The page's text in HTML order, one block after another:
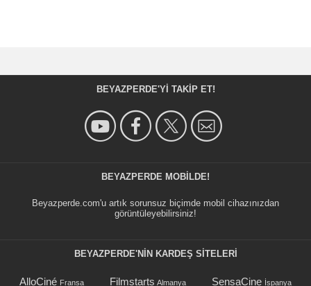
BEYAZPERDE'YI TAKIP ET!
BEYAZPERDE MOBILDE!
Beyazperde.com'u artık sorunsuz biçimde mobil cihazınızdan
görüntüleyebilirsiniz!
BEYAZPERDE'NIN KARDEŞ SİTELERİ
AlloCiné Fransa Filmstarts Almanya SensaCine İspanya